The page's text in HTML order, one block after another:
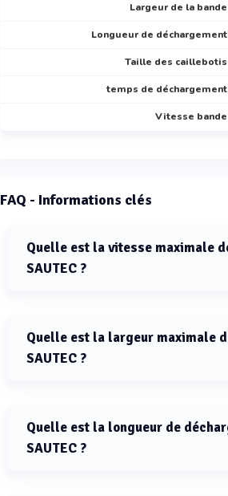
Largeur de la bande
Longueur de déchargement
Taille des caillebotis
temps de déchargement
Vitesse bande
FAQ - Informations clés
Quelle est la vitesse maximale
SAUTEC ?
Quelle est la largeur maximale
SAUTEC ?
Quelle est la longueur de
SAUTEC ?